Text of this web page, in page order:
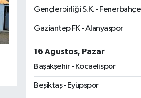
Gençlerbirliği S.K. - Fenerbahçe
Gaziantep FK - Alanyaspor
16 Ağustos, Pazar
Başakşehir - Kocaelispor
Beşiktaş - Eyüpspor